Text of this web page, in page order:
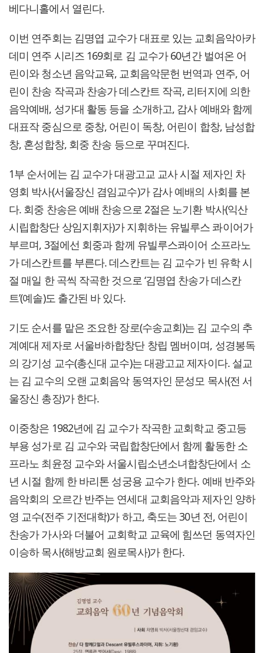
베다니홀에서 열린다.
이번 연주회는 김명엽 교수가 대표로 있는 교회음악아카
데미 연주 시리즈 169회로 김 교수가 60년간 벌여온 어
린이와 청소년 음악교육, 교회음악문헌 번역과 연주, 어
린이 찬송 작곡과 찬송가 데스칸트 작곡, 리터지에 의한
음악예배, 성가대 활동 등을 소개하고, 감사 예배와 함께
대표작 중심으로 중창, 어린이 독창, 어린이 합창, 남성합
창, 혼성합창, 회중 찬송 등으로 꾸며진다.
1부 순서에는 김 교수가 대광고교 교사 시절 제자인 차
영회 박사(서울장신 겸임교수)가 감사 예배의 사회를 본
다. 회중 찬송은 예배 찬송으로 2절은 노기환 박사(익산
시립합창단 상임지휘자)가 지휘하는 유빌루스 콰이어가
부르며, 3절에선 회중과 함께 유빌루스콰이어 소프라노
가 데스칸트를 부른다. 데스칸트는 김 교수가 빈 유학 시
절 매일 한 곡씩 작곡한 것으로 ‘김명엽 찬송가 데스칸
트’(예솔)도 출간된 바 있다.
기도 순서를 맡은 조요한 장로(수송교회)는 김 교수의 추
계예대 제자로 서울바하합창단 창립 멤버이며, 성경봉독
의 강기성 교수(총신대 교수)는 대광고교 제자이다. 설교
는 김 교수의 오랜 교회음악 동역자인 문성모 목사(전 서
울장신 총장)가 한다.
이중창은 1982년에 김 교수가 작곡한 교회학교 중고등
부용 성가로 김 교수와 국립합창단에서 함께 활동한 소
프라노 최윤정 교수와 서울시립소년소녀합창단에서 소
년 시절 함께 한 바리톤 성궁용 교수가 한다. 예배 반주와
음악회의 오르간 반주는 연세대 교회음악과 제자인 양하
영 교수(전주 기전대학)가 하고, 축도는 30년 전, 어린이
찬송가 가사와 더불어 교회학교 교육에 힘쓰던 동역자인
이승하 목사(해방교회 원로목사)가 한다.